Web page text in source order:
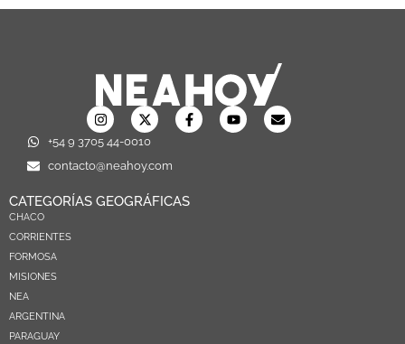
+54 9 3705 44-0010
contacto@neahoy.com
CATEGORÍAS GEOGRÁFICAS
CHACO
CORRIENTES
FORMOSA
MISIONES
NEA
ARGENTINA
PARAGUAY